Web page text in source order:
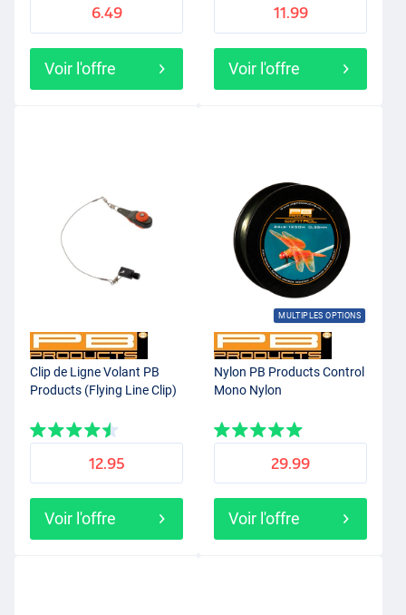
6.49
Voir l'offre
11.99
Voir l'offre
Clip de Ligne Volant PB
Products (Flying Line Clip)
12.95
Voir l'offre
MULTIPLES OPTIONS
Nylon PB Products Control
Mono Nylon
29.99
Voir l'offre